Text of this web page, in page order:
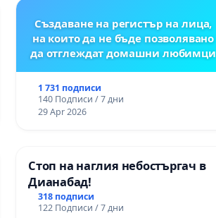
Създаване на регистър на лица,
на които да не бъде позволявано
да отглеждат домашни любимци
1 731 подписи
140 Подписи / 7 дни
29 Apr 2026
Стоп на наглия небостъргач в
Дианабад!
318 подписи
122 Подписи / 7 дни